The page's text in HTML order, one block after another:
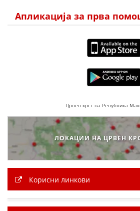
СТРАТЕГИИ
ЕДУКАТИВНО ИНФОРМАТИВНИ
БРОШУРИ
ПОСТЕРИ
ПРЕЗЕНТАЦИИ
Апликација за прва
Црвен крст на Република
ЛОКАЦИИ НА ЦРВЕН
Корисни линкови